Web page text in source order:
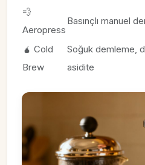
💨
Aeropress
Basınçlı manuel
🧉 Cold
Brew
Soğuk demleme,
asidite